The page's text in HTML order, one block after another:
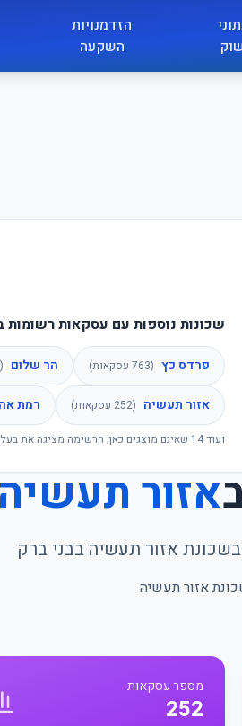
הזדמנויות
השקעה
שכונות נוספות עם עסקאות רשומות
פרדס כץ (
763 עסקאות) הר שלום (
אזור תעשיה (
252 עסקאות) רמת
ועוד14 שאינם מוצגים כאן; הרשימה מציגה את
אזור תעשיה
אזור תעשיה בבני ברק
אזור תעשיה
מספר עסקאות
252